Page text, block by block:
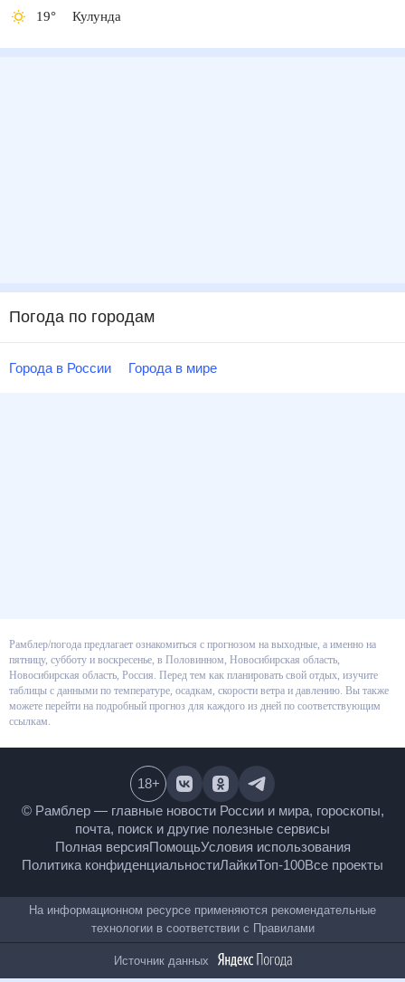
19° Кулунда
Погода по городам
Города в России Города в мире
Рамблер/погода предлагает ознакомиться с прогнозом на выходные, а
именно на пятницу, субботу и воскресенье, в Половинном, Новосибирская
область, Новосибирская область, Россия. Перед тем как планировать
свой отдых, изучите таблицы с данными по температуре, осадкам,
скорости ветра и давлению. Вы также можете перейти на подробный
прогноз для каждого из дней по соответствующим ссылкам.
© Рамблер — главные новости России и мира,
гороскопы, почта, поиск и другие полезные сервисы
Полная версияПомощьУсловия использования
Политика конфиденциальностиЛайкиТоп-100
18+
На информационном ресурсе применяются
рекомендательные технологии в соответствии сПравилами